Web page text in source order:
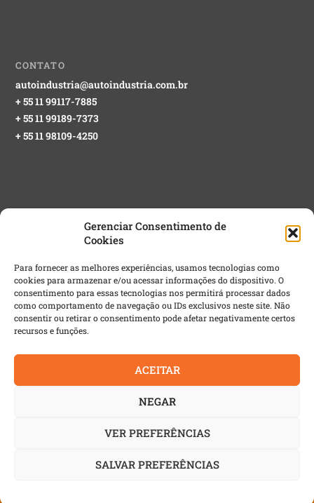
Gerenciar Consentimento de
Cookies
Para fornecer as melhores experiências, usamos tecnologias como
cookies para armazenar e/ou acessar informações do dispositivo. O
consentimento para essas tecnologias nos permitirá processar dados
como comportamento de navegação ou IDs exclusivos neste site. Não
consentir ou retirar o consentimento pode afetar negativamente certos
recursos e funções.
ACEITAR
NEGAR
VER PREFERÊNCIAS
SALVAR PREFERÊNCIAS
CONTATO
autoindustria@autoindustria.com.br
+ 55 11 99117-7885
+ 55 11 99189-7373
+ 55 11 98109-4250
Email*
proibida a reprodução integral ou parcial dos textos sem
prévia autorização.